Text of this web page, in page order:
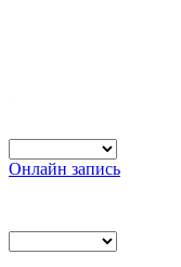
Онлайн запись